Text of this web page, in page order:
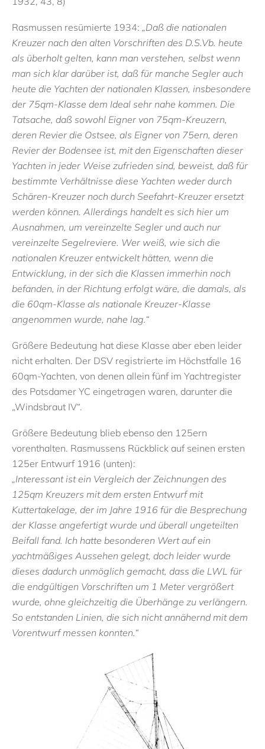
Rasmussen resümierte 1934:„Daß die nationalen
Kreuzer nach den alten Vorschriften des D.S.Vb. heute
als überholt gelten, kann man verstehen, selbst wenn
man sich klar darüber ist, daß für manche Segler auch
heute die Yachten der nationalen Klassen, insbesondere
der 75qm-Klasse dem Ideal sehr nahe kommen. Die
Tatsache, daß sowohl Eigner von 75qm-Kreuzern,
deren Revier die Ostsee, als Eigner von 75ern, deren
Revier der Bodensee ist, mit den Eigenschaften dieser
Yachten in jeder Weise zufrieden sind, beweist, daß für
bestimmte Verhältnisse diese Yachten weder durch
Schären-Kreuzer noch durch Seefahrt-Kreuzer ersetzt
werden können. Allerdings handelt es sich hier um
Ausnahmen, um vereinzelte Segler und auch nur
vereinzelte Segelreviere. Wer weiß, wie sich die
nationalen Kreuzer entwickelt hätten, wenn die
Entwicklung, in der sich die Klassen immerhin noch
befanden, in der Richtung erfolgt wäre, die damals, als
die 60qm-Klasse als nationale Kreuzer-Klasse
angenommen wurde, nahe lag.“
Größere Bedeutung hat diese Klasse aber eben leider
nicht erhalten. Der DSV registrierte im Höchstfalle 16
60qm-Yachten, von denen allein fünf im Yachtregister
des Potsdamer YC eingetragen waren, darunter die
„Windsbraut IV“.
Größere Bedeutung blieb ebenso den 125ern
vorenthalten. Rasmussens Rückblick auf seinen ersten
125er Entwurf 1916 (unten):
„Interessant ist ein Vergleich der Zeichnungen des
125qm Kreuzers mit dem ersten Entwurf mit
Kuttertakelage, der im Jahre 1916 für die Besprechung
der Klasse angefertigt wurde und überall ungeteilten
Beifall fand. Ich hatte besonderen Wert auf ein
yachtmäßiges Aussehen gelegt, doch leider wurde
dieses dadurch unmöglich gemacht, dass die LWL für
die endgültigen Vorschriften um 1 Meter vergrößert
wurde, ohne gleichzeitig die Überhänge zu verlängern.
So entstanden Linien, die sich nicht annähernd mit dem
Vorentwurf messen konnten.“